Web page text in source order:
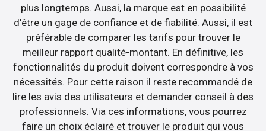
plus longtemps. Aussi, la marque est en possibilité
d’être un gage de confiance et de fiabilité. Aussi, il est
préférable de comparer les tarifs pour trouver le
meilleur rapport qualité-montant. En définitive, les
fonctionnalités du produit doivent correspondre à vos
nécessités. Pour cette raison il reste recommandé de
lire les avis des utilisateurs et demander conseil à des
professionnels. Via ces informations, vous pourrez
faire un choix éclairé et trouver le produit qui vous